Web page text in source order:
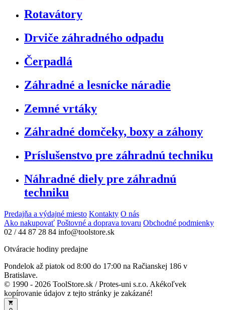
Rotavátory
Drviče záhradného odpadu
Čerpadlá
Záhradné a lesnícke náradie
Zemné vrtáky
Záhradné domčeky, boxy a záhony
Príslušenstvo pre záhradnú techniku
Náhradné diely pre záhradnú
techniku
Predajňa a výdajné miesto Kontakty O nás
Ako nakupovať Poštovné a doprava tovaru Obchodné podmienky
02 / 44 87 28 84 info@toolstore.sk
Otváracie hodiny predajne
Pondelok až piatok od 8:00 do 17:00 na Račianskej 186 v
Bratislave.
© 1990 - 2026 ToolStore.sk / Protes-uni s.r.o. Akékoľvek
kopírovanie údajov z tejto stránky je zakázané!